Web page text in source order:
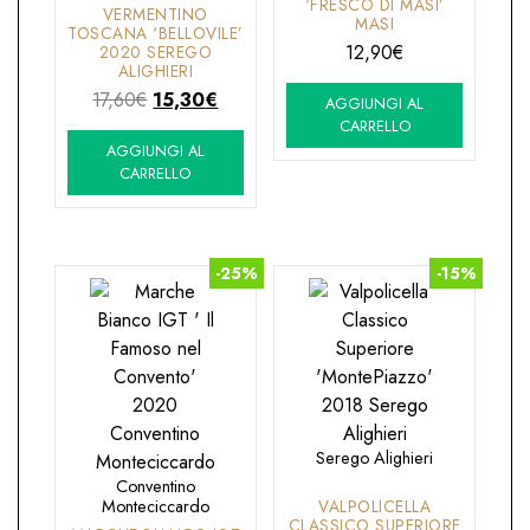
VERMENTINO
TOSCANA ‘BELLOVILE’
2020 SEREGO
ALIGHIERI
17,60€ Il
prezzo
originale
era:
17,60€.
15,30€
prezzo
15,30€.
AGGIUNGI AL
CARRELLO
‘FRESCO DI MASI’
MASI
12,90€
AGGIUNGI AL
CARRELLO
-25%
Conventino
Monteciccardo
-15%
Serego Alighieri
VALPOLICELLA
CLASSICO SUPERIORE